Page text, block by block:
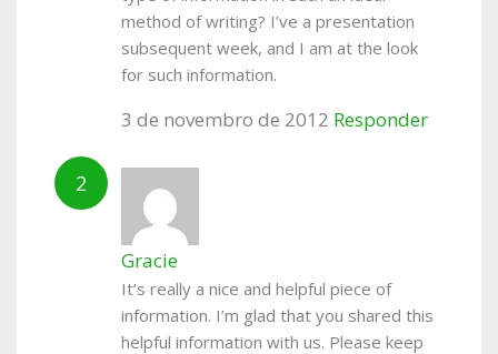
method of writing? I’ve a presentation
subsequent week, and I am at the look
for such information.
3 de novembro de 2012 Responder
Gracie
It’s really a nice and helpful piece of
information. I’m glad that you shared this
helpful information with us. Please keep